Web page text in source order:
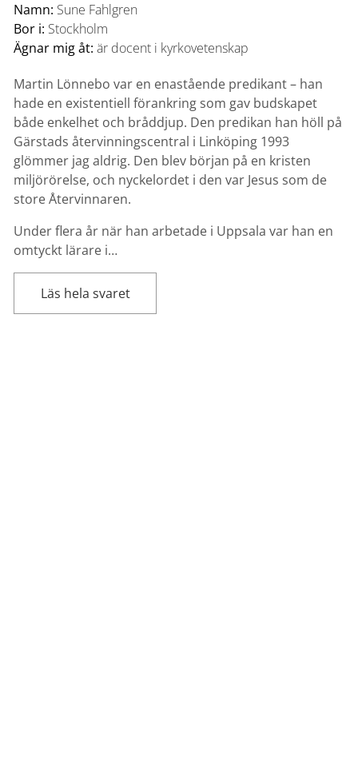
Namn: Sune Fahlgren
Bor i: Stockholm
Ägnar mig åt:är docent i kyrkovetenskap
Martin Lönnebo var en enastående predikant – han
hade en existentiell förankring som gav budskapet
både enkelhet och bråddjup. Den predikan han höll på
Gärstads återvinningscentral i Linköping 1993
glömmer jag aldrig. Den blev början på en kristen
miljörörelse, och nyckelordet i den var Jesus som de
store Återvinnaren.
Under flera år när han arbetade i Uppsala var han en
omtyckt lärare i…
Läs hela svaret